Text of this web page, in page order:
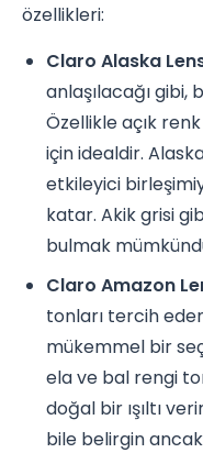
özellikleri:
Claro Alaska
anlaşılacağı gibi,
Özellikle açık
için idealdir.
etkileyici
katar. Akik grisi
bulmak
Claro Amazon
tonları tercih
mükemmel bir
ela ve bal rengi
doğal bir ışıltı
bile belirgin